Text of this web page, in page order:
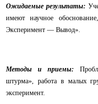
Ожидаемые результаты:
имеют научное
Эксперимент — Вывод».
Методы и приемы:
штурма», работа в малых
эксперимент.